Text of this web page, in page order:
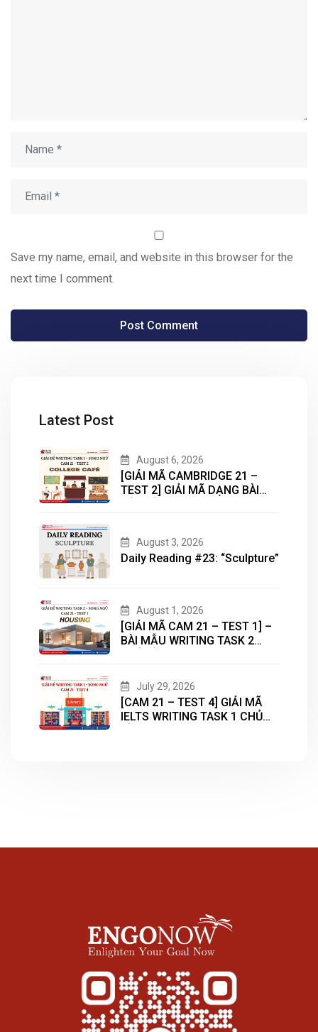
Save my name, email, and website in this browser for the
next time I comment.
Latest Post
August 6, 2026
[GIẢI MÃ CAMBRIDGE 21 –
TEST 2] GIẢI MÃ DẠNG BÀI
August 3, 2026
Daily Reading #23: “Sculpture”
August 1, 2026
[GIẢI MÃ CAM 21 – TEST 1] –
BÀI MẪU WRITING TASK 2
July 29, 2026
[CAM 21 – TEST 4] GIẢI MÃ
IELTS WRITING TASK 1 CHỦ